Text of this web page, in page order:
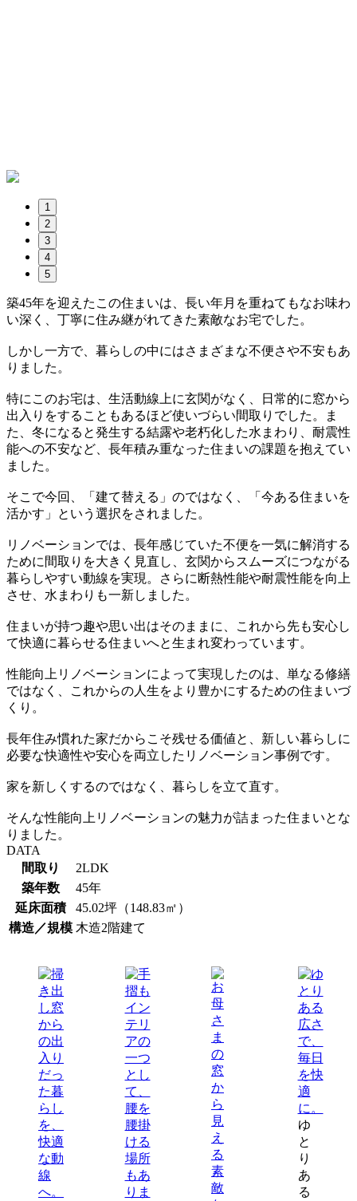
1
2
3
4
5
築45年を迎えたこの住まいは、長い年月を重ねてもなお味わ
い深く、丁寧に住み継がれてきた素敵なお宅でした。
しかし一方で、暮らしの中にはさまざまな不便さや不安もあ
りました。
特にこのお宅は、生活動線上に玄関がなく、日常的に窓から
出入りをすることもあるほど使いづらい間取りでした。ま
た、冬になると発生する結露や老朽化した水まわり、耐震性
能への不安など、長年積み重なった住まいの課題を抱えてい
ました。
そこで今回、「建て替える」のではなく、「今ある住まいを
活かす」という選択をされました。
リノベーションでは、長年感じていた不便を一気に解消する
ために間取りを大きく見直し、玄関からスムーズにつながる
暮らしやすい動線を実現。さらに断熱性能や耐震性能を向上
させ、水まわりも一新しました。
住まいが持つ趣や思い出はそのままに、これから先も安心し
て快適に暮らせる住まいへと生まれ変わっています。
性能向上リノベーションによって実現したのは、単なる修繕
ではなく、これからの人生をより豊かにするための住まいづ
くり。
長年住み慣れた家だからこそ残せる価値と、新しい暮らしに
必要な快適性や安心を両立したリノベーション事例です。
家を新しくするのではなく、暮らしを立て直す。
そんな性能向上リノベーションの魅力が詰まった住まいとな
りました。
DATA
間取り
2LDK
築年数
45年
延床面積
45.02坪（148.83㎡）
構造／規模 木造2階建て
ゆ
と
り
あ
る